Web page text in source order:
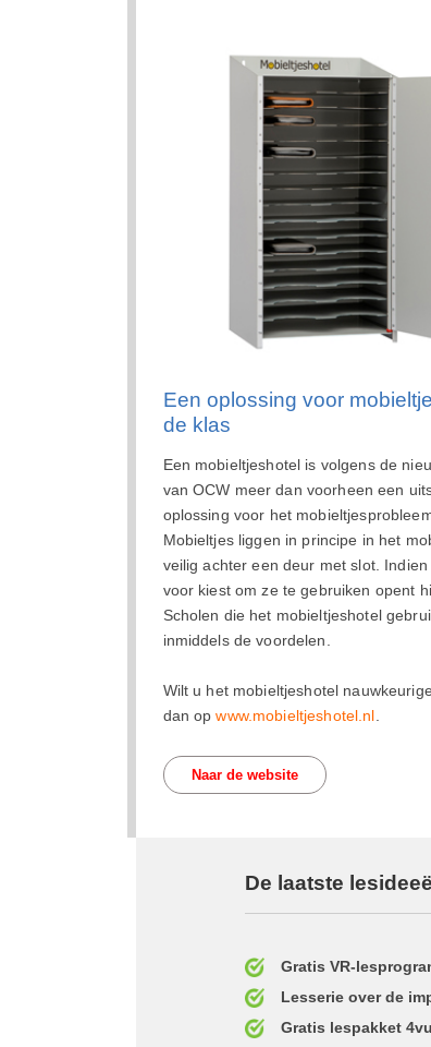
Een oplossing voor
de klas
Een mobieltjeshotel is volgens de
van OCW meer dan voorheen een
oplossing voor het
Mobieltjes liggen in principe in het
veilig achter een deur met slot.
voor kiest om ze te gebruiken opent
Scholen die het mobieltjeshotel
inmiddels de voordelen.
Wilt u het mobieltjeshotel
dan opwww.mobieltjeshotel.nl
Naar de website
De laatste
Gratis VR-
Lesserie over de
Gratis lespakket